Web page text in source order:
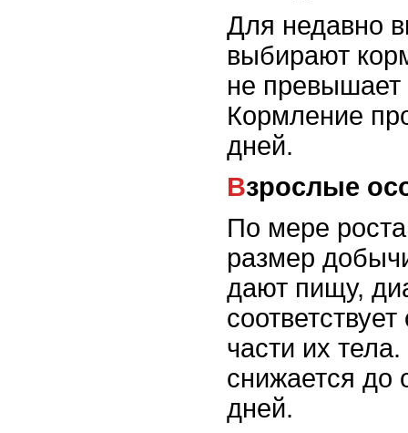
Для недавно
выбирают
не
Кормление
дней.
Взрослые
По мере
размер
дают пищу,
части их
снижается до
дней.